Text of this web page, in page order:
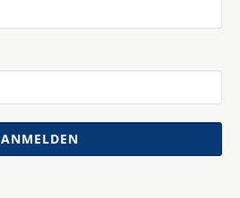
ANMELDEN